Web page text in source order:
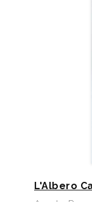
L'Albero